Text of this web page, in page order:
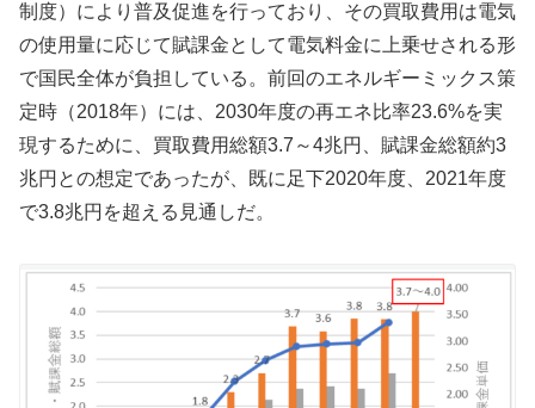
制度）により普及促進を行っており、その買取費用は電気
の使用量に応じて賦課金として電気料金に上乗せされる形
で国民全体が負担している。前回のエネルギーミックス策
定時（2018年）には、2030年度の再エネ比率23.6%を実
現するために、買取費用総額3.7～4兆円、賦課金総額約3
兆円との想定であったが、既に足下2020年度、2021年度
で3.8兆円を超える見通しだ。